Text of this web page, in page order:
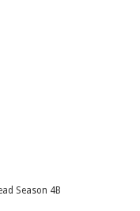
Season 4B